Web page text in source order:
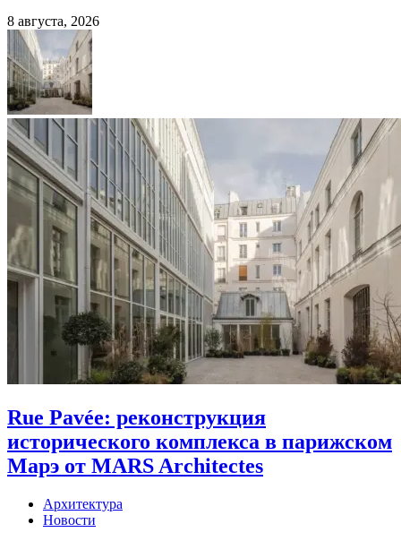
8 августа, 2026
Rue Pavée: реконструкция
исторического комплекса в парижском
Марэ от MARS Architectes
Архитектура
Новости